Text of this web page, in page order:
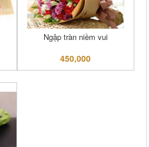
Ngập tràn niềm vui
450,000